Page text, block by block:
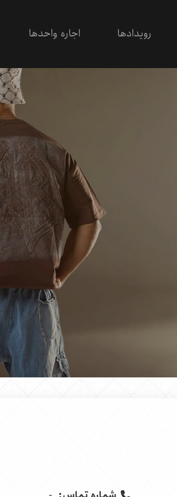
رویدادها اجاره واحدها